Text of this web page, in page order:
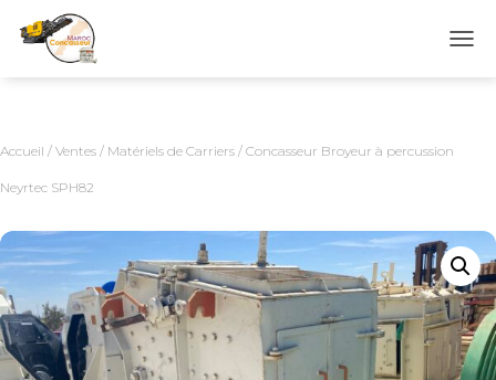
N
A
V
I
G
A
T
Accueil / Ventes / Matériels de Carriers / Concasseur Broyeur à percussion
Neyrtec SPH82